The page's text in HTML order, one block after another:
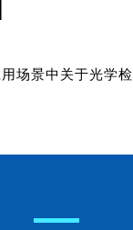
场景中关于光学检